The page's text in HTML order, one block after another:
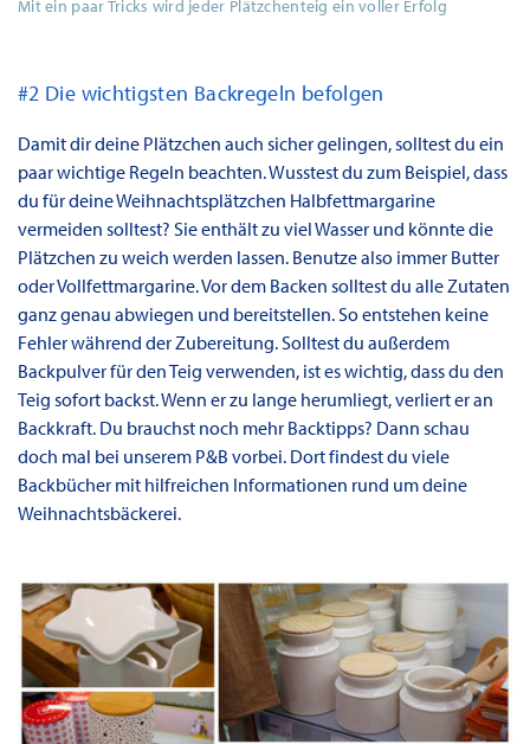
Mit ein paar Tricks wird jeder Plätzchenteig ein voller Erfolg
#2 Die wichtigsten Backregeln befolgen
Damit dir deine Plätzchen auch sicher gelingen, solltest du ein
paar wichtige Regeln beachten. Wusstest du zum Beispiel, dass
du für deine Weihnachtsplätzchen Halbfettmargarine
vermeiden solltest? Sie enthält zu viel Wasser und könnte die
Plätzchen zu weich werden lassen. Benutze also immer Butter
oder Vollfettmargarine. Vor dem Backen solltest du alle Zutaten
ganz genau abwiegen und bereitstellen. So entstehen keine
Fehler während der Zubereitung. Solltest du außerdem
Backpulver für den Teig verwenden, ist es wichtig, dass du den
Teig sofort backst. Wenn er zu lange herumliegt, verliert er an
Backkraft. Du brauchst noch mehr Backtipps? Dann schau
doch mal bei unserem P&B vorbei. Dort findest du viele
Backbücher mit hilfreichen Informationen rund um deine
Weihnachtsbäckerei.